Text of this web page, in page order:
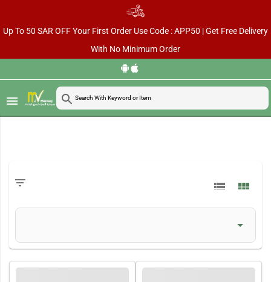
Up To 50 SAR OFF Your First Order Use Code : APP50 | Get Free Delivery
With No Minimum Order
menu search
filter_list view_list view_module